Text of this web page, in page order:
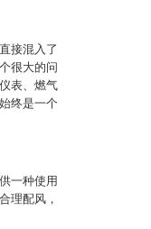
接混入了
很大的问
表、燃气
终是一个
一种使用
理配风，